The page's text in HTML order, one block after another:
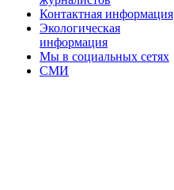
Контактная информация
Экологическая
информация
Мы в социальных сетях
СМИ